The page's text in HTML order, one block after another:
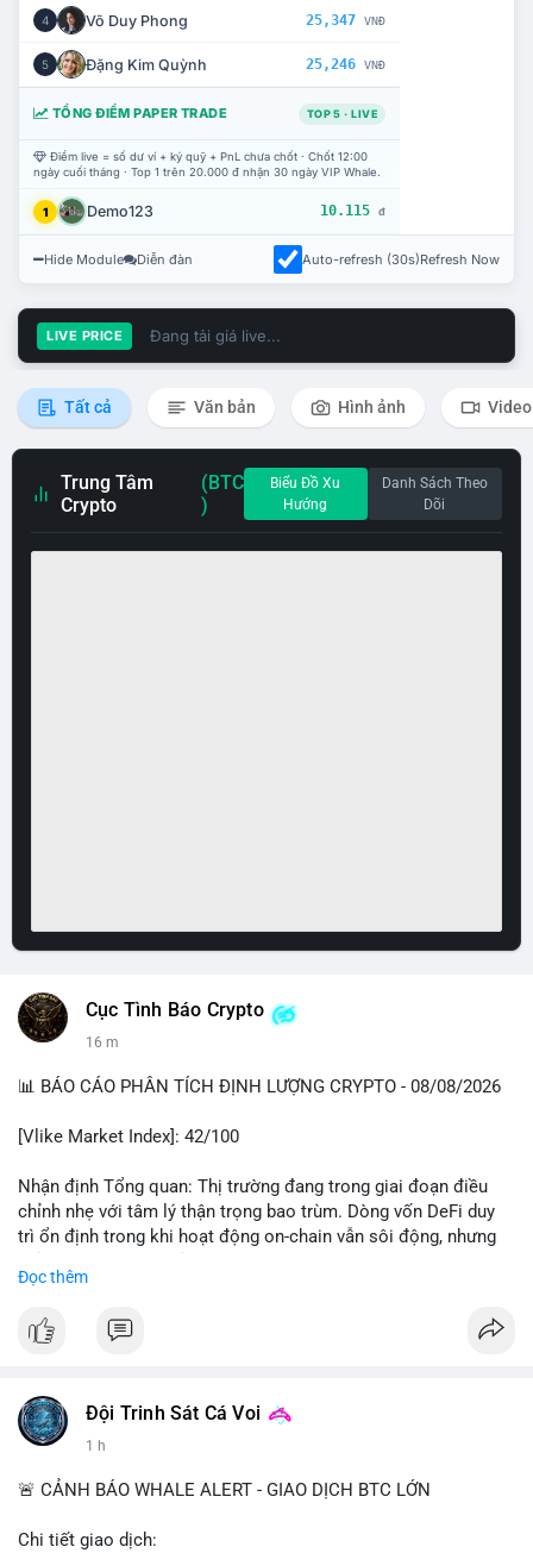
4 Võ Duy Phong 25,347 VNĐ
5 Đặng Kim Quỳnh 25,246 VNĐ
TỔNG ĐIỂM PAPER TRADE TOP 5 · LIVE
Điểm live = số dư ví + ký quỹ + PnL chưa chốt · Chốt 12:00
ngày cuối tháng · Top 1 trên 20.000 đ nhận 30 ngày VIP Whale.
1 Demo123 10.115 đ
Hide Module Diễn đàn Auto-refresh (30s)Refresh Now
LIVE PRICE Đang tải giá live...
Tất cả Văn bản Hình ảnh Video
Trung Tâm
Crypto
(BTC
)
Biểu Đồ Xu
Hướng
Danh Sách Theo
Dõi
Cục Tình Báo Crypto
16 m
📊 BÁO CÁO PHÂN TÍCH ĐỊNH LƯỢNG CRYPTO - 08/08/2026
[Vlike Market Index]: 42/100
Nhận định Tổng quan: Thị trường đang trong giai đoạn điều
chỉnh nhẹ với tâm lý thận trọng bao trùm. Dòng vốn DeFi duy
trì ổn định trong khi hoạt động on-chain vẫn sôi động, nhưng
ngại về khả năng giảm sâu hơn.
Phân tích Dòng tiền DeFi (DefiLlama): Tổng TVL DeFi đạt
tỷ USD TVL, bỏ xa các chain còn lại như Tron (4,84 tỷ), BSC
(4,78 tỷ), Solana (4,73 tỷ) và Base (4,67 tỷ). Đáng chú ý, tổng
183,19 tỷ và USDC đạt 72,27 tỷ. Sự ổn định của stablecoin cho
cũng chưa có lực mua mới đáng kể.
Đọc thêm
Đội Trinh Sát Cá Voi
1 h
🚨 CẢNH BÁO WHALE ALERT - GIAO DỊCH BTC LỚN
Chi tiết giao dịch: